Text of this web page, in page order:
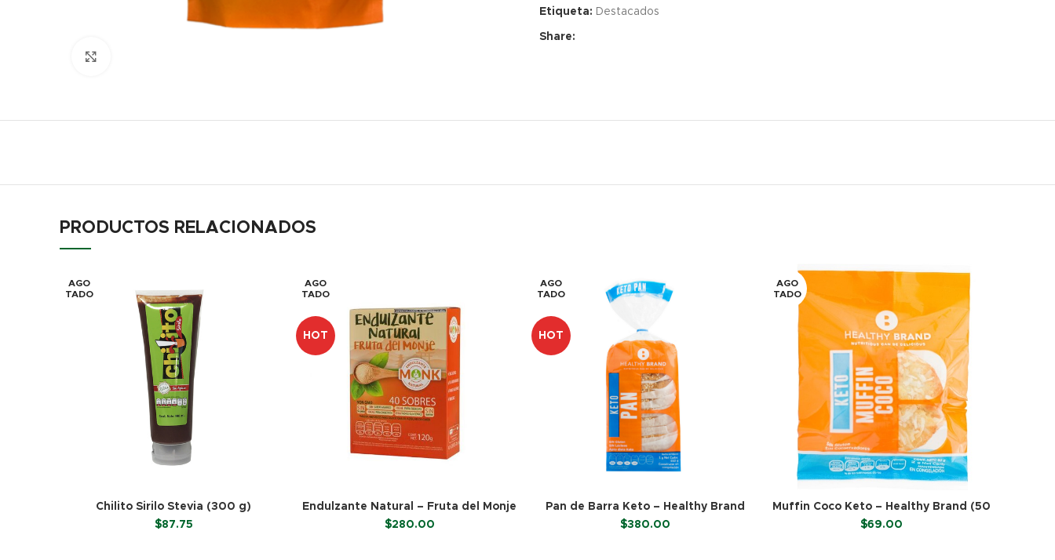
Etiqueta: Destacados
Share:
PRODUCTOS RELACIONADOS
AGO
TADO
Chilito Sirilo Stevia (300 g)
$87.75
AGO
TADO
HOT
Endulzante Natural – Fruta del Monje
(Caja c/ 40 Sobres)
$280.00
AGO
TADO
HOT
Pan de Barra Keto – Healthy Brand
$380.00
AGO
TADO
Muffin Coco Keto – Healthy Brand (50
g)
$69.00